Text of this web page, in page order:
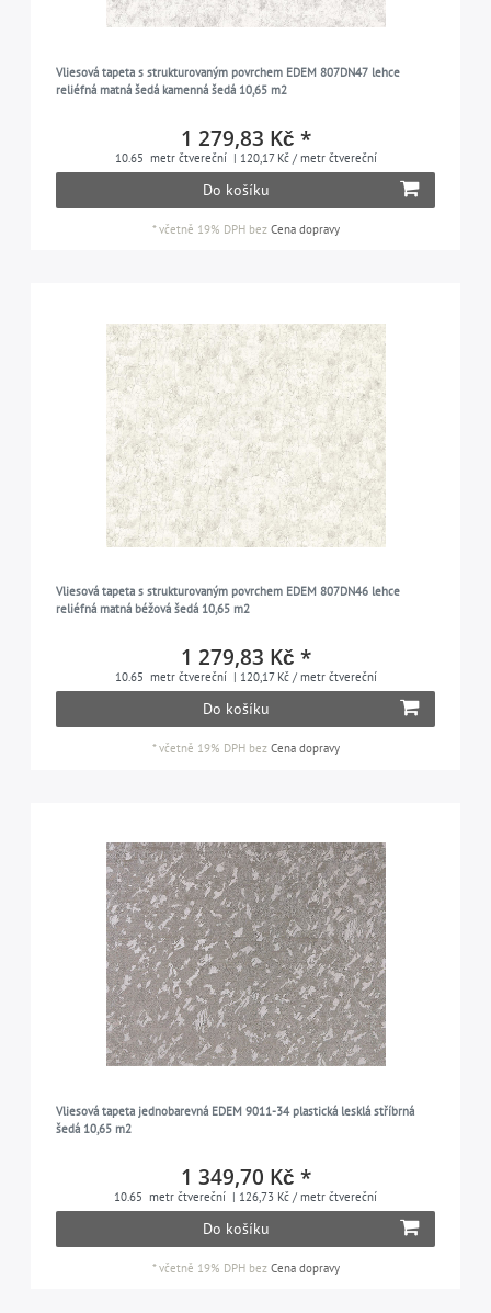
Vliesová tapeta s strukturovaným povrchem EDEM 807DN47 lehce
reliéfná matná šedá kamenná šedá 10,65 m2
1 279,83 Kč *
10.65 metr čtvereční | 120,17 Kč / metr čtvereční
Do košíku
*včetně 19% DPHbez Cena dopravy
Vliesová tapeta s strukturovaným povrchem EDEM 807DN46 lehce
reliéfná matná béžová šedá 10,65 m2
1 279,83 Kč *
10.65 metr čtvereční | 120,17 Kč / metr čtvereční
Do košíku
*včetně 19% DPHbez Cena dopravy
Vliesová tapeta jednobarevná EDEM 9011-34 plastická lesklá stříbrná
šedá 10,65 m2
1 349,70 Kč *
10.65 metr čtvereční | 126,73 Kč / metr čtvereční
Do košíku
*včetně 19% DPHbez Cena dopravy